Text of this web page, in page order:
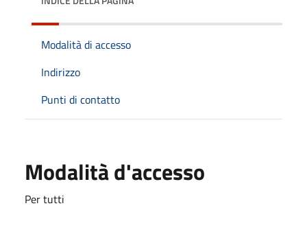
Modalità di accesso
Indirizzo
Punti di contatto
Modalità d'accesso
Per tutti